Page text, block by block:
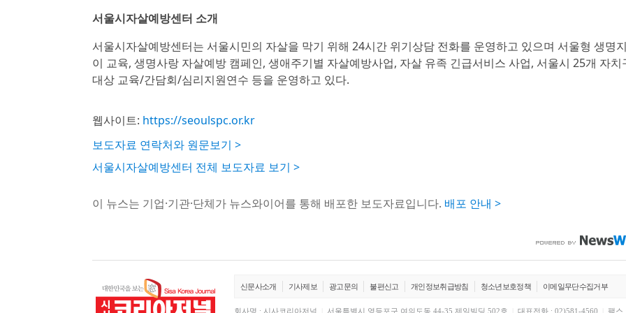
서울시자살예방센터 소개
서울시자살예방센터는 서울시민의 자살을 막기 위해 24시간 위기상담 전화를 운영하고 있으며 서울형 생명
이 교육, 생명사랑 자살예방 캠페인, 생애주기별 자살예방사업, 자살 유족 긴급서비스 사업, 서울시 25개 자치
대상 교육/간담회/심리지원연수 등을 운영하고 있다.
웹사이트: https://seoulspc.or.kr
보도자료 연락처와 원문보기 >
서울시자살예방센터 전체 보도자료 보기 >
이 뉴스는 기업·기관·단체가 뉴스와이어를 통해 배포한 보도자료입니다. 배포 안내 >